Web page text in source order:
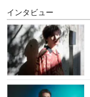
インタビュー